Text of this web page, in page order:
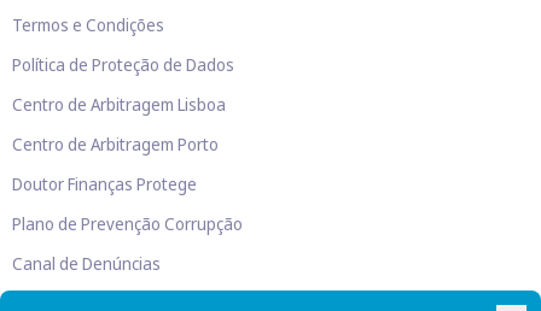
Termos e Condições
Política de Proteção de Dados
Centro de Arbitragem Lisboa
Centro de Arbitragem Porto
Doutor Finanças Protege
Plano de Prevenção Corrupção
Canal de Denúncias